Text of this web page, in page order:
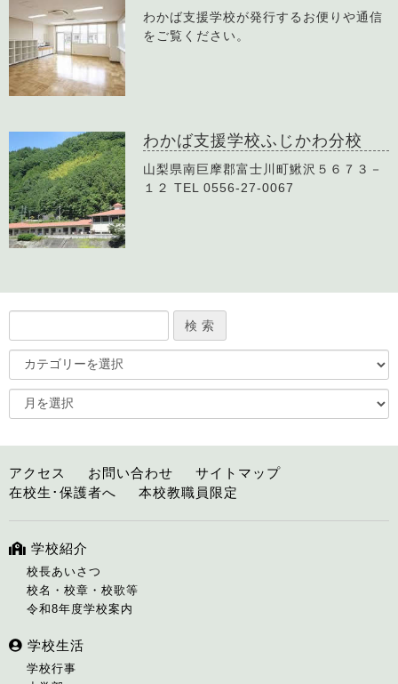
わかば支援学校が発行するお便りや通信
をご覧ください。
わかば支援学校ふじかわ分校
山梨県南巨摩郡富士川町鰍沢５６７３－
１２ TEL 0556-27-0067
アクセス お問い合わせ
サイトマップ
在校生･保護者へ
本校教職員限定
学校紹介
校長あいさつ
校名・校章・校歌等
令和8年度学校案内
学校生活
学校行事